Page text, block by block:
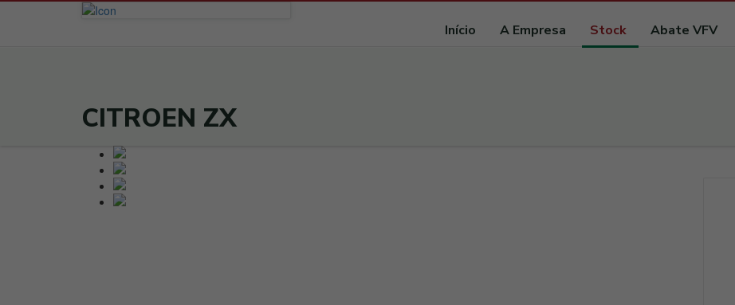
Início A Empresa Stock Abate VFV
CITROEN ZX